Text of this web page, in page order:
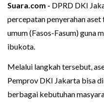
Suara.com - DPRD DKI
percepatan penyerahan
umum (Fasos-Fasum) guna
ibukota.
Melalui langkah tersebut,
Pemprov DKI Jakarta bisa
berbagai kebutuhan